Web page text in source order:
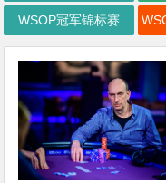
WSOP冠军锦标赛